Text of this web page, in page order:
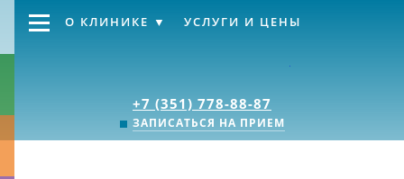
+7 (351) 778-88-87
ЗАПИСАТЬСЯ НА ПРИЕМ
О КЛИНИКЕ УСЛУГИ И ЦЕНЫ